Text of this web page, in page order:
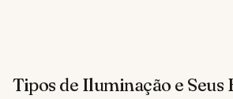
Tipos de Iluminação e Seus